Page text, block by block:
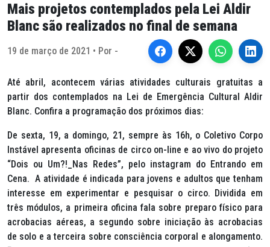
Mais projetos contemplados pela Lei Aldir
Blanc são realizados no final de semana
19 de março de 2021 • Por -
Até abril, acontecem várias atividades culturais gratuitas a
partir dos contemplados na Lei de Emergência Cultural Aldir
Blanc. Confira a programação dos próximos dias:
De sexta, 19, a domingo, 21, sempre às 16h, o Coletivo Corpo
Instável apresenta oficinas de circo on-line e ao vivo do projeto
“Dois ou Um?!_Nas Redes”, pelo instagram do Entrando em
Cena. A atividade é indicada para jovens e adultos que tenham
interesse em experimentar e pesquisar o circo. Dividida em
três módulos, a primeira oficina fala sobre preparo físico para
acrobacias aéreas, a segundo sobre iniciação às acrobacias
de solo e a terceira sobre consciência corporal e alongamento.